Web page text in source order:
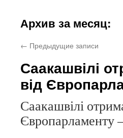
содержимому
Архив за месяц:
← Предыдущие записи
Саакашвілі
від
Саакашвілі
Європарламенту